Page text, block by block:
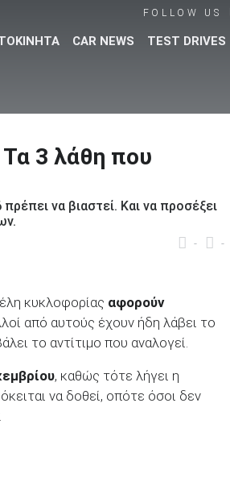
FOLLOW US
CAR NEWS TEST DRIVES
για το αυτοκίνητο!
3 λάθη που
να βιαστεί. Και να προσέξει
- -
κυκλοφορίας αφορούν
από αυτούς έχουν ήδη λάβει το
το αντίτιμο που αναλογεί.
, καθώς τότε λήγει η
να δοθεί, οπότε όσοι δεν